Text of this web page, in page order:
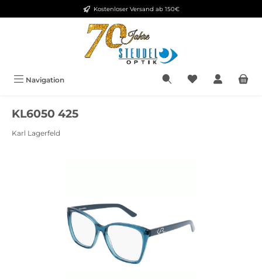
Zum Hauptinhalt springenKostenloser Versand ab 150€
Navigation
KL6050 425
Karl Lagerfeld